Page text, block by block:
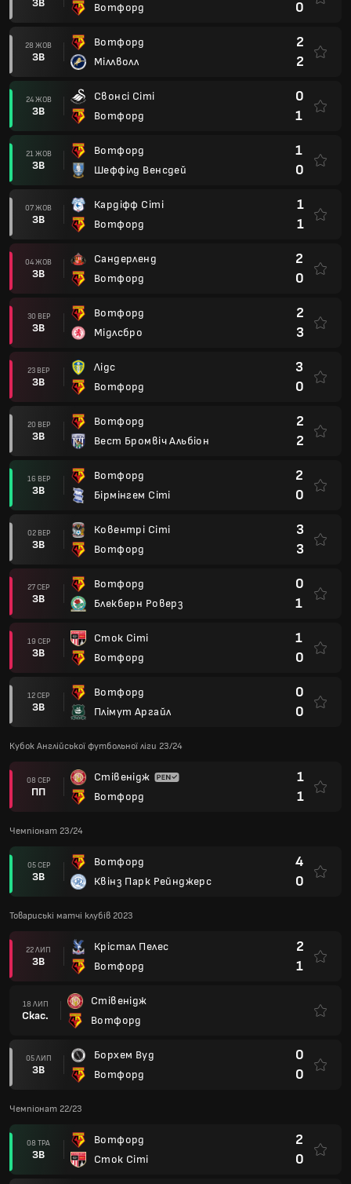
Вотфорд 0
28 ЖОВ
ЗВ
Вотфорд
Міллволл
2
2
24 ЖОВ
ЗВ
Свонсі Сіті
Вотфорд
0
1
21 ЖОВ
ЗВ
Вотфорд
Шеффілд Венсдей
1
0
07 ЖОВ
ЗВ
Кардіфф Сіті
Вотфорд
1
1
04 ЖОВ
ЗВ
Сандерленд
Вотфорд
2
0
30 ВЕР
ЗВ
Вотфорд
Мідлсбро
2
3
23 ВЕР
ЗВ
Лідс
Вотфорд
3
0
20 ВЕР
ЗВ
Вотфорд
Вест Бромвіч Альбіон
2
2
16 ВЕР
ЗВ
Вотфорд
Бірмінгем Сіті
2
0
02 ВЕР
ЗВ
Ковентрі Сіті
Вотфорд
3
3
27 СЕР
ЗВ
Вотфорд
Блекберн Роверз
0
1
19 СЕР
ЗВ
Сток Сіті
Вотфорд
1
0
12 СЕР
ЗВ
Вотфорд
Плімут Аргайл
0
0
Кубок Англійської футбольної ліги 23/24
08 СЕР
ПП
Стівенідж
Вотфорд
1
1
Чемпіонат 23/24
05 СЕР
ЗВ
Вотфорд
Квінз Парк Рейнджерс
4
0
Товариські матчі клубів 2023
22 ЛИП
ЗВ
Крістал Пелес
Вотфорд
2
1
18 ЛИП
Скас.
Стівенідж
Вотфорд
05 ЛИП
ЗВ
Борхем Вуд
Вотфорд
0
0
Чемпіонат 22/23
08 ТРА
ЗВ
Вотфорд
Сток Сіті
2
0